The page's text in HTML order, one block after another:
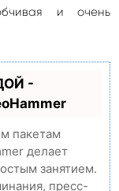
и очень
-
пакетам
делает
занятием.
пресс-